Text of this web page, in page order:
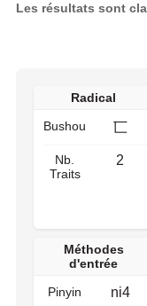
Les résultats sont
Radical
Bushou
匸
Nb.
Traits
2
Méthodes
d'entrée
Pinyin
ni4